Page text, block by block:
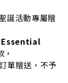
誕活動專屬贈
Essential
單贈送，不予